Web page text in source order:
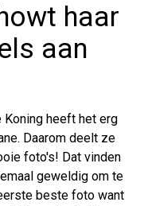
haar
aan
heeft het erg
Daarom deelt ze
foto's! Dat vinden
geweldig om te
beste foto want